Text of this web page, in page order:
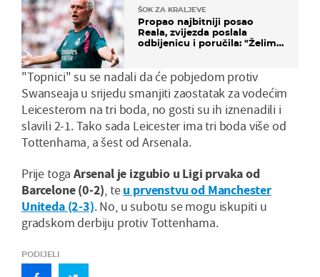
ŠOK ZA KRALJEVE
Propao najbitniji posao
Reala, zvijezda poslala
odbijenicu i poručila: "Želim
"Topnici" su se nadali da će pobjedom protiv
Swanseaja u srijedu smanjiti zaostatak za vodećim
Leicesterom na tri boda, no gosti su ih iznenadili i
slavili 2-1. Tako sada Leicester ima tri boda više od
Tottenhama, a šest od Arsenala.
Prije togaArsenal je izgubio u Ligi prvaka od
Barcelone (0-2), teu prvenstvu od Manchester
Uniteda (2-3). No, u subotu se mogu iskupiti u
gradskom derbiju protiv Tottenhama.
PODIJELI